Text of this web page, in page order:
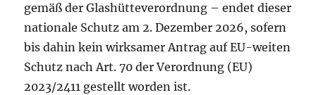
gemäß der Glashütteverordnung – endet dieser
nationale Schutz am 2. Dezember 2026, sofern
bis dahin kein wirksamer Antrag auf EU-weiten
Schutz nach Art. 70 der Verordnung (EU)
2023/2411 gestellt worden ist.